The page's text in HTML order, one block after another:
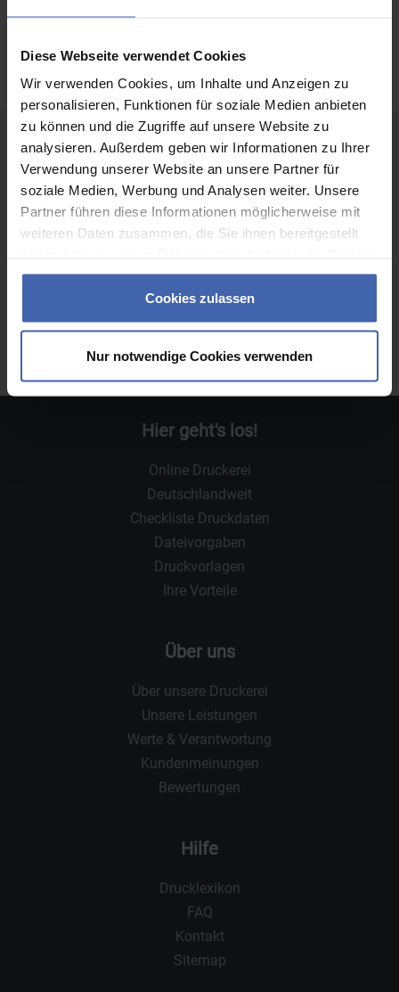
Diese Webseite verwendet Cookies
Wir verwenden Cookies, um Inhalte und Anzeigen zu
personalisieren, Funktionen für soziale Medien anbieten
zu können und die Zugriffe auf unsere Website zu
analysieren. Außerdem geben wir Informationen zu Ihrer
Verwendung unserer Website an unsere Partner für
soziale Medien, Werbung und Analysen weiter. Unsere
Partner führen diese Informationen möglicherweise mit
weiteren Daten zusammen, die Sie ihnen bereitgestellt
gesammelt haben. Sie geben Einwilligung zu unseren
Cookies, wenn Sie unsere Webseite weiterhin nutzen.
Cookies zulassen
Nur notwendige Cookies verwenden
<< zum Drucklexikon
Folgen Sie uns
Partner
Hier geht's los!
Online Druckerei
Deutschlandweit
Checkliste Druckdaten
Dateivorgaben
Druckvorlagen
Ihre Vorteile
Über uns
Über unsere Druckerei
Unsere Leistungen
Werte & Verantwortung
Kundenmeinungen
Bewertungen
Hilfe
Drucklexikon
FAQ
Kontakt
Sitemap